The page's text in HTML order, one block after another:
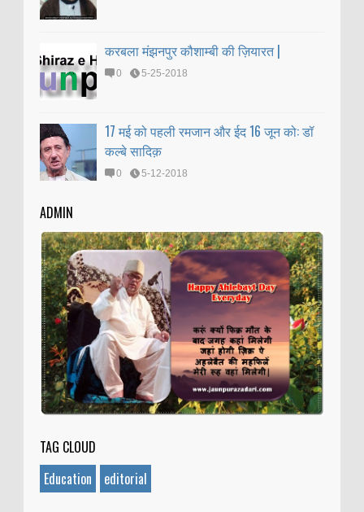
करबला मंझनपुर कौशाम्बी की ज़ियारत |
0 5-25-2018
17 मई को पहली रमजान और ईद 16 जून को: डॉ
कल्बे सादिक़
0 5-12-2018
ADMIN
TAG CLOUD
Education
editorial